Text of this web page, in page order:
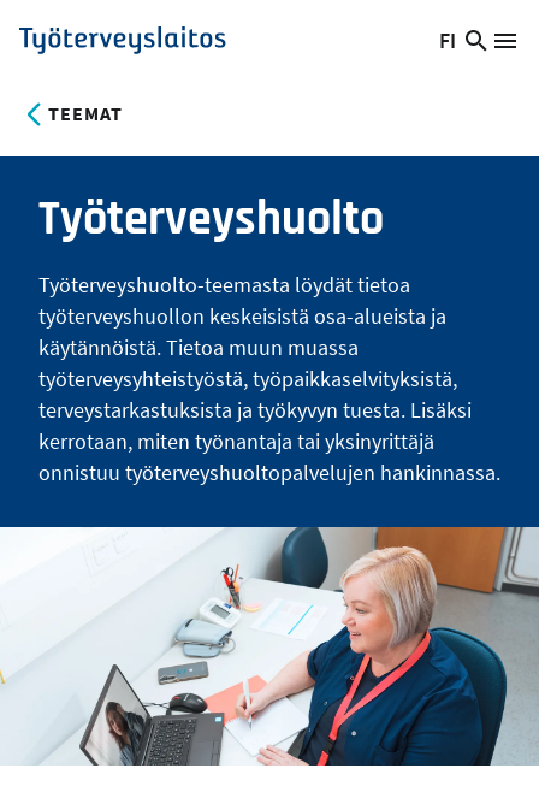
Hyppää
pääsisältöön
Työterveyslaitos
Vaihda
FI
Hae
TEEMAT
Työterveyshuolto
Työterveyshuolto-teemasta löydät tietoa
työterveyshuollon keskeisistä osa-alueista ja
käytännöistä. Tietoa muun muassa
työterveysyhteistyöstä, työpaikkaselvityksistä,
terveystarkastuksista ja työkyvyn tuesta. Lisäksi
kerrotaan, miten työnantaja tai yksinyrittäjä
onnistuu työterveyshuoltopalvelujen hankinnassa.